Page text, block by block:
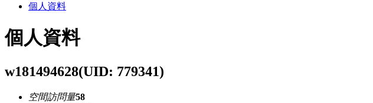
個人資料
個人資料
w181494628(UID: 779341)
空間訪問量58